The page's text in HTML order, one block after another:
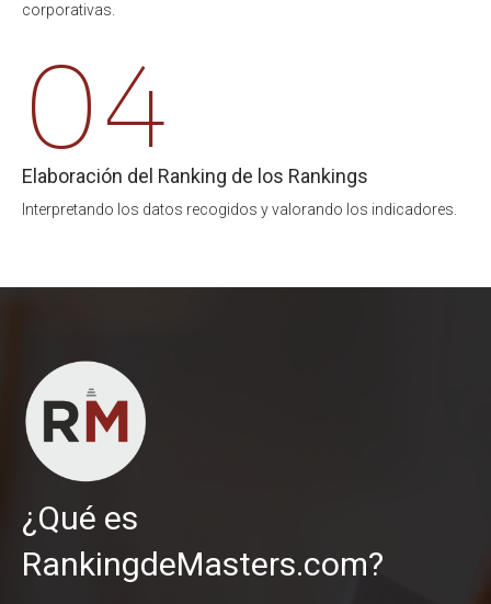
corporativas.
04
Elaboración del Ranking de los Rankings
Interpretando los datos recogidos y valorando los indicadores.
¿Qué es
RankingdeMasters.com?